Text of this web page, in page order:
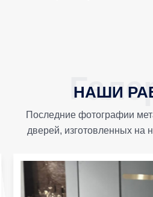
НАШИ
Последние фотографии
дверей, изготовленных на